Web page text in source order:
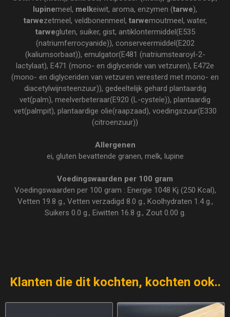
lupinemeel, melkeiwit, aroma, enzymen (tarwe),
tarwezetmeel, veldbonenmeel, tarwemoutmeel, water,
tarwegluten, suiker, gist, antiklontermiddel(E535
(natriumferrocyanide)), conserveermiddel(E202
(kaliumsorbaat)), emulgator(E481 (natriumstearoyl-2-
lactylaat), E471 (mono- en diglyceride van vetzuren), E472e
(mono- en diglyceriden van vetzuren veresterd met mono- en
diacetylwijnsteenzuur)), gedeeltelijk gehard plantaardig
vet(palm), meelverbeteraar(E920 (L-cysteîe)), plantaardig
vet(palmpit), plantaardige olie(raapzaad), voedingszuur(E330
(citroenzuur))
Allergenen
ei, gluten bevattende granen, melk, lupine
Voedingswaarden per 100 gram
Voedingswaarden per 100 gram : Energie 1048 Kj (250 Kcal),
Vetten 19.8 g., Vetten verzadigd 8.0 g., Koolhydraten 1.4 g.,
Suikers 0.0 g., Eiwitten 16.8 g., Zout 0.00 g.
Klanten die dit kochten, kochten ook..